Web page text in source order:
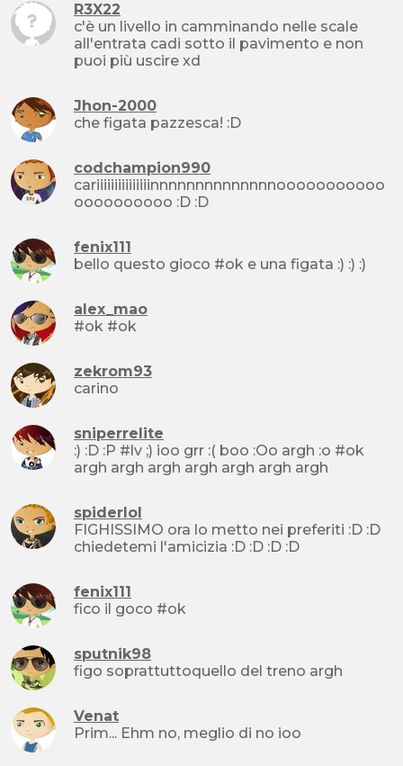
R3X22
c'è un livello in camminando nelle scale
all'entrata cadi sotto il pavimento e non
puoi più uscire xd
Jhon-2000
che figata pazzesca! :D
codchampion990
cariiiiiiiiiiiiiiinnnnnnnnnnnnnnooooooooooo
oooooooooo :D :D
fenix111
bello questo gioco #ok e una figata :) :) :)
alex_mao
#ok #ok
zekrom93
carino
sniperrelite
:) :D :P #lv ;) ioo grr :( boo :Oo argh :o #ok
argh argh argh argh argh argh argh
spiderlol
FIGHISSIMO ora lo metto nei preferiti :D :D
chiedetemi l'amicizia :D :D :D :D
fenix111
fico il goco #ok
sputnik98
figo soprattuttoquello del treno argh
Venat
Prim... Ehm no, meglio di no ioo